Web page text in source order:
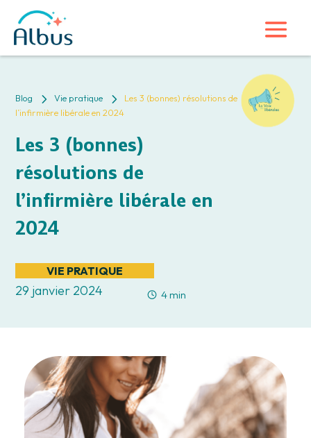
Blog 5 Vie pratique 5
Les 3 (bonnes) résolutions de
l’infirmière libérale en 2024
Les 3 (bonnes)
résolutions de
l’infirmière libérale en
2024
VIE PRATIQUE
29 janvier 2024 4 min